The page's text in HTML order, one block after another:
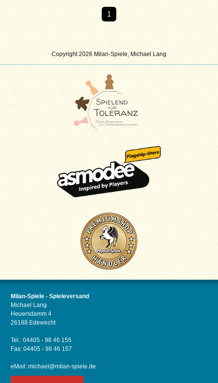
Copyright 2026 Milan-Spiele, Michael Lang
1
Milan-Spiele - Spieleversand
Michael Lang
Heuersdamm 4
26188 Edewecht
Tel.: 04405 - 98 46 155
Fax: 04405 - 98 46 157
eMail:michael@milan-spiele.de